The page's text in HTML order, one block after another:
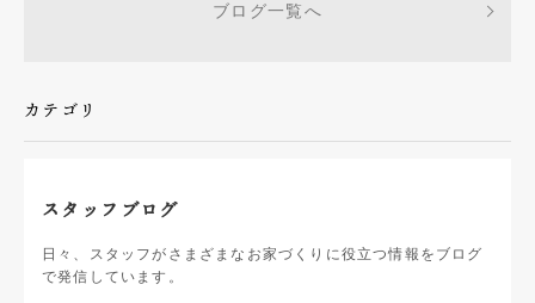
ブログ一覧へ
カテゴリ
スタッフブログ
日々、スタッフがさまざまなお家づくりに役立つ情報をブログ
で発信しています。